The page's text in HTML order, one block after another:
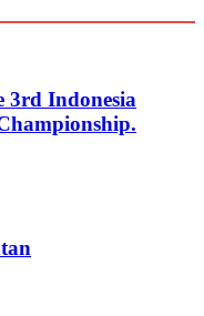
3rd Indonesia